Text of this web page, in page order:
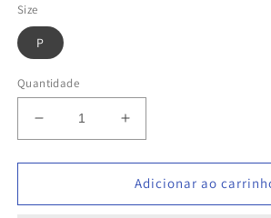
Size
P
Quantidade
Diminuir
a
quantidade
Calça
Aumentar
a
quantidade
de
Calça
Adicionar ao